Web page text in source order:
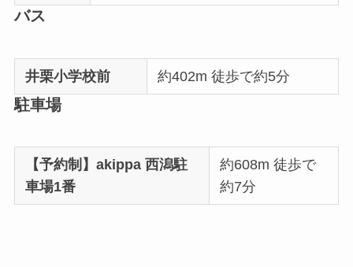
バス
井栗小学校前 約402m 徒歩で約5分
駐車場
【予約制】akippa 西潟駐
車場1番
約608m 徒歩で
約7分